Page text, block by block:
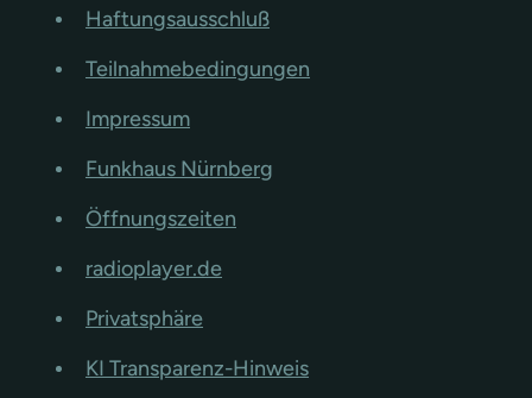
Haftungsausschluß
Teilnahmebedingungen
Impressum
Funkhaus Nürnberg
Öffnungszeiten
radioplayer.de
Privatsphäre
KI Transparenz-Hinweis